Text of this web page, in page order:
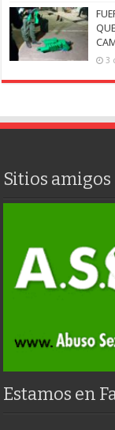
3
Sitios amigos
Estamos en